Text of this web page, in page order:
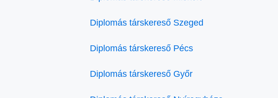
Diplomás társkereső Szeged
Diplomás társkereső Pécs
Diplomás társkereső Győr